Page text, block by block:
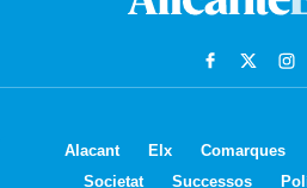
Alacant Elx Comarques
Societat
Successos